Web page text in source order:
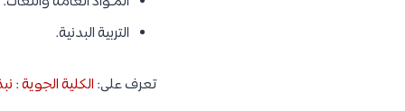
التربية البدنية.
تعرف على: الكلية الجوية :